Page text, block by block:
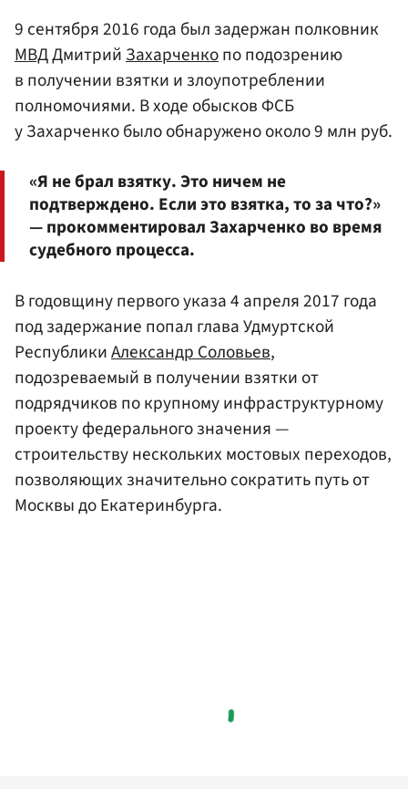
9 сентября 2016 года был задержан полковник
МВДДмитрийЗахарченкопо подозрению
в получении взятки и злоупотреблении
полномочиями. В ходе обысков ФСБ
у Захарченко было обнаружено около 9 млн руб.
«Я не брал взятку. Это ничем не
подтверждено. Если это взятка, то за что?»
— прокомментировал Захарченко во время
судебного процесса.
В годовщину первого указа 4 апреля 2017 года
под задержание попал глава Удмуртской
РеспубликиАлександр Соловьев,
подозреваемый в получении взятки от
подрядчиков по крупному инфраструктурному
проекту федерального значения —
строительству нескольких мостовых переходов,
позволяющих значительно сократить путь от
Москвы до Екатеринбурга.